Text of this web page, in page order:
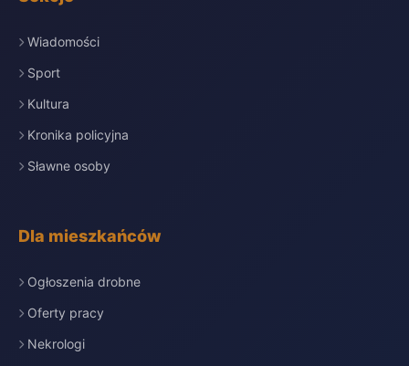
Wiadomości
Sport
Kultura
Kronika policyjna
Sławne osoby
Dla mieszkańców
Ogłoszenia drobne
Oferty pracy
Nekrologi